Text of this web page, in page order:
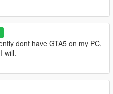
dont have GTA5 on my PC,
will.